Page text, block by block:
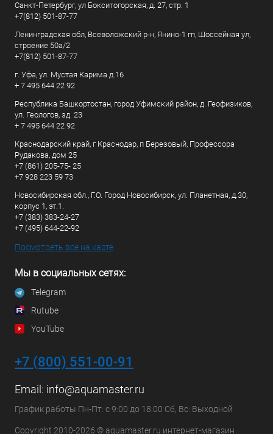
Санкт-Петербург, ул Бокситогорская, д. 27, стр. 1
+7(812) 501-87-77
Ленинградская обл, Всеволожский р-н, Янино-1 гп, Шоссейная ул,
строение 50а/2
+7(812) 501-87-77
г. Уфа, ул. Мустая Карима д.16
+ 7 495 644 22 92
Республика Башкортостан, город Уфимский район, д. Геофизиков,
ул. Геологов, зд. 23
+ 7 495 644 22 92
Краснодарский край, г Краснодар, п Березовый, Профессора
Рудакова, дом 25
+7 (861) 205-75- 25
+7 928 223 59 73
Новосибирская обл., Г.О. Город Новосибирск, ул. Планетная, д.30,
корпус 1, эт.1.
+7 (383) 383-24-27
+7 (495) 644-22-92
Посмотреть все на карте
Мы в социальных сетях:
Telegram
Rutube
YouTube
+7 (800) 551-00-91
Email: info@aquamaster.ru
График работы Пн-Пт: с 9:00 до 18:00 Сб, Вс: Выходной
Copyright 2010-2026 © aquamaster.ru интернет-магазин